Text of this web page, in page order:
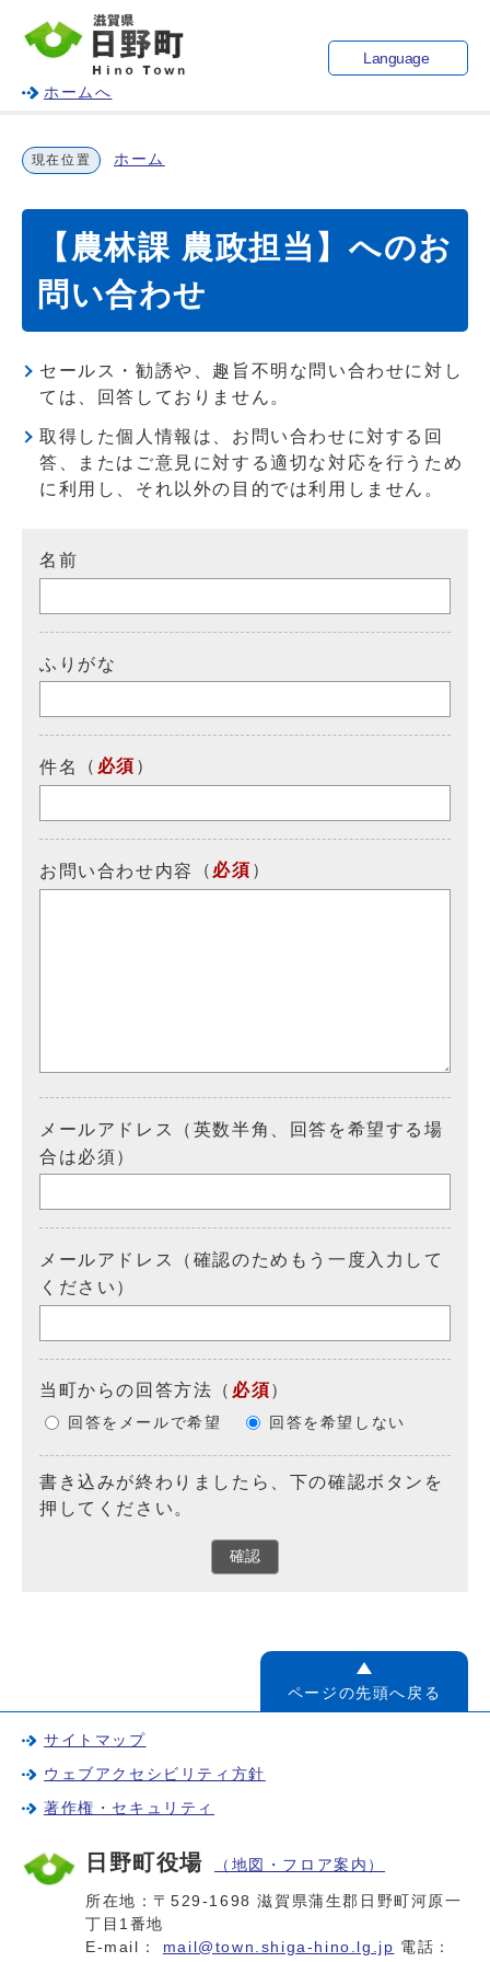
ホームへ
Language
現在位置 ホーム
【農林課 農政担当】へのお
問い合わせ
セールス・勧誘や、趣旨不明な問い合わせに対し
ては、回答しておりません。
取得した個人情報は、お問い合わせに対する回
答、またはご意見に対する適切な対応を行うため
に利用し、それ以外の目的では利用しません。
名前
ふりがな
件名 （ 必須 ）
お問い合わせ内容 （ 必須 ）
メールアドレス（英数半角、回答を希望する場
合は必須）
メールアドレス（確認のためもう一度入力して
ください）
当町からの回答方法 （ 必須）
回答をメールで希望 回答を希望しない
書き込みが終わりましたら、下の確認ボタンを
押してください。
確認
ページの先頭へ戻る
サイトマップ
ウェブアクセシビリティ方針
著作権・セキュリティ
日野町役場 （地図・フロア案内）
所在地：〒529-1698 滋賀県蒲生郡日野町河原一
丁目1番地
E-mail： mail@town.shiga-hino.lg.jp 電話：